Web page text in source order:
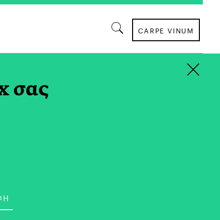
CARPE VINUM
Σχολής Δημόσιας Διοίκησης,
ερευνήτρια στο Τμήμα Δημόσιας Διοίκησης
σας
×